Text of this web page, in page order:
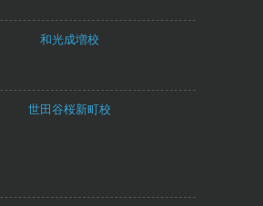
和光成増校
世田谷桜新町校